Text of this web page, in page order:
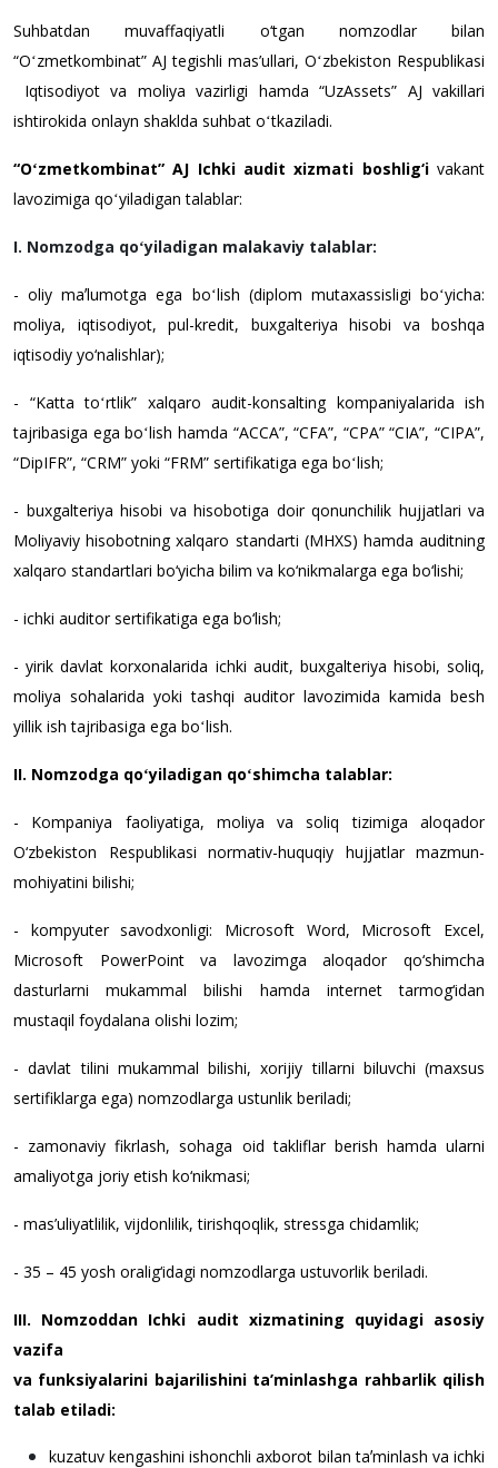
Suhbatdan muvaffaqiyatli o‘tgan nomzodlar bilan
“Oʻzmetkombinat” AJ tegishli mas’ullari, Oʻzbekiston Respublikasi
Iqtisodiyot va moliya vazirligi hamda “UzAssets” AJ vakillari
ishtirokida onlayn shaklda suhbat oʻtkaziladi.
“Oʻzmetkombinat” AJ Ichki audit xizmati boshlig‘ivakant
lavozimiga qoʻyiladigan talablar:
I. Nomzodga qoʻyiladigan malakaviy talablar:
- oliy maʼlumotga ega boʻlish (diplom mutaxassisligi boʻyicha:
moliya, iqtisodiyot, pul-kredit, buxgalteriya hisobi va boshqa
iqtisodiy yo‘nalishlar);
- “Katta toʻrtlik” xalqaro audit-konsalting kompaniyalarida ish
tajribasiga ega boʻlish hamda “ACCA”, “CFA”, “CPA” “CIA”, “CIPA”,
“DipIFR”, “CRM” yoki “FRM” sertifikatiga ega boʻlish;
- buxgalteriya hisobi va hisobotiga doir qonunchilik hujjatlari va
Moliyaviy hisobotning xalqaro standarti (MHXS) hamda auditning
xalqaro standartlari bo‘yicha bilim va ko‘nikmalarga ega bo‘lishi;
- ichki auditor sertifikatiga ega bo‘lish;
- yirik davlat korxonalarida ichki audit, buxgalteriya hisobi, soliq,
moliya sohalarida yoki tashqi auditor lavozimida kamida besh
yillik ish tajribasiga ega boʻlish.
II. Nomzodga qoʻyiladigan qoʻshimcha talablar:
- Kompaniya faoliyatiga, moliya va soliq tizimiga aloqador
O‘zbekiston Respublikasi normativ-huquqiy hujjatlar mazmun-
mohiyatini bilishi;
- kompyuter savodxonligi: Microsoft Word, Microsoft Excel,
Microsoft PowerPoint va lavozimga aloqador qo‘shimcha
dasturlarni mukammal bilishi hamda internet tarmog‘idan
mustaqil foydalana olishi lozim;
- davlat tilini mukammal bilishi, xorijiy tillarni biluvchi (maxsus
sertifiklarga ega) nomzodlarga ustunlik beriladi;
- zamonaviy fikrlash, sohaga oid takliflar berish hamda ularni
amaliyotga joriy etish ko‘nikmasi;
- mas’uliyatlilik, vijdonlilik, tirishqoqlik, stressga chidamlik;
- 35 – 45 yosh oralig‘idagi nomzodlarga ustuvorlik beriladi.
III. Nomzoddan Ichki audit xizmatining quyidagi asosiy
vazifa
va funksiyalarini bajarilishini ta’minlashga rahbarlik qilish
talab etiladi:
kuzatuv kengashini ishonchli axborot bilan taʼminlash va ichki